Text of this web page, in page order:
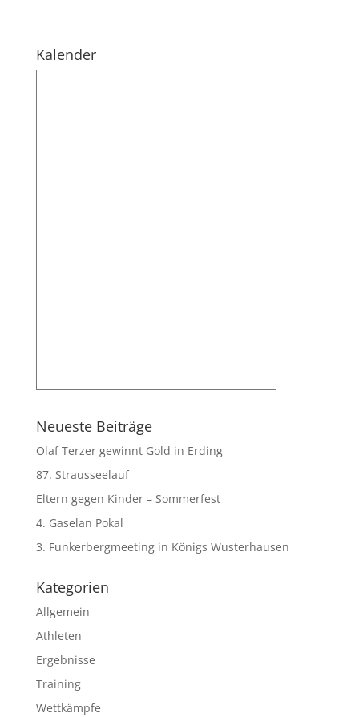
Kalender
Neueste Beiträge
Olaf Terzer gewinnt Gold in Erding
87. Strausseelauf
Eltern gegen Kinder – Sommerfest
4. Gaselan Pokal
3. Funkerbergmeeting in Königs Wusterhausen
Kategorien
Allgemein
Athleten
Ergebnisse
Training
Wettkämpfe